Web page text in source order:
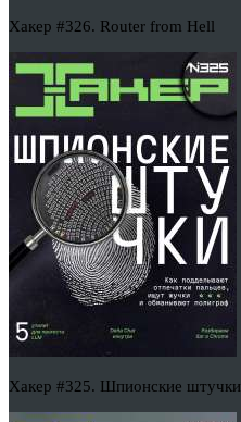
Хакер #326. Router from Hell
Хакер #325. Шпионские штучки